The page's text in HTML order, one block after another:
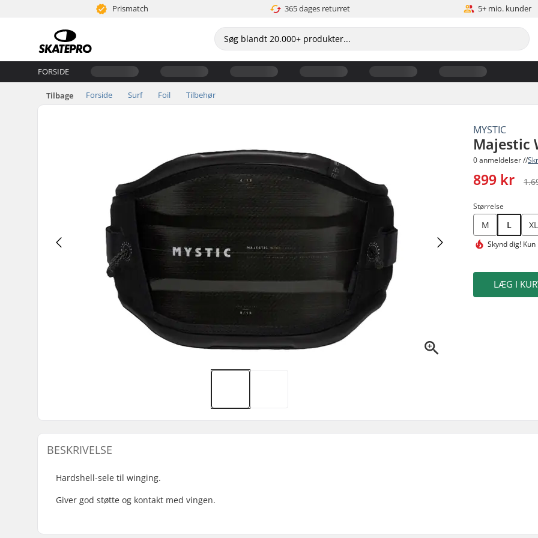
Prismatch 365 dages returret 5+ mio. kunder
FORSIDE
Tilbage Forside Surf Foil Tilbehør
MYSTIC
Majestic
0 anmeldelser //
899 kr
Størrelse
M L XL
Skynd dig!
LÆG I
BESKRIVELSE
Hardshell-sele til winging.
Giver god støtte og kontakt med vingen.